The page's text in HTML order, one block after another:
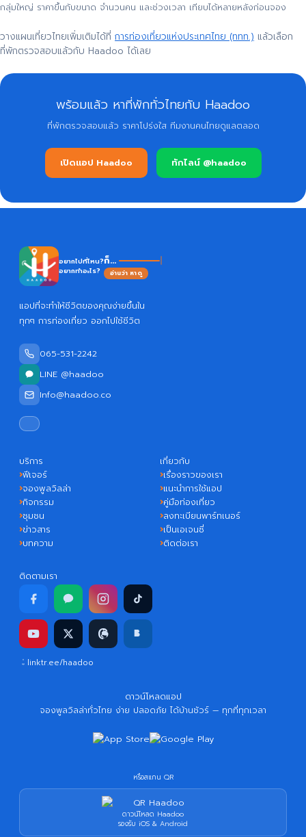
กลุ่มใหญ่ ราคาขึ้นกับขนาด จำนวนคน และช่วงเวลา เทียบได้หลายหลังก่อนจอง
วางแผนเที่ยวไทยเพิ่มเติมได้ที่ การท่องเที่ยวแห่งประเทศไทย (ททท.) แล้วเลือก
ที่พักตรวจสอบแล้วกับ Haadoo ได้เลย
พร้อมแล้ว หาที่พักทั่วไทยกับ Haadoo
ที่พักตรวจสอบแล้ว ราคาโปร่งใส ทีมงานคนไทยดูแลตลอด
เปิดแอป Haadoo ทักไลน์ @haadoo
อยากไปที่ไหน?
อยากทำอะไร?
ก็... H
อ่านว่า หาดู
แอปที่จะทำให้ชีวิตของคุณง่ายขึ้นใน
ทุกๆ การท่องเที่ยว ออกไปใช้ชีวิต
065-531-2242
LINE @haadoo
Info@haadoo.co
บริการ
ฟีเจอร์
จองพูลวิลล่า
กิจกรรม
ชุมชน
ข่าวสาร
บทความ
เกี่ยวกับ
เรื่องราวของเรา
แนะนำการใช้แอป
คู่มือท่องเที่ยว
ลงทะเบียนพาร์ทเนอร์
เป็นเอเจนซี่
ติดต่อเรา
ติดตามเรา
linktr.ee/haadoo
ดาวน์โหลดแอป
จองพูลวิลล่าทั่วไทย ง่าย ปลอดภัย ได้บ้านชัวร์ — ทุกที่ทุกเวลา
หรือสแกน QR
ดาวน์โหลด Haadoo
รองรับ iOS & Android